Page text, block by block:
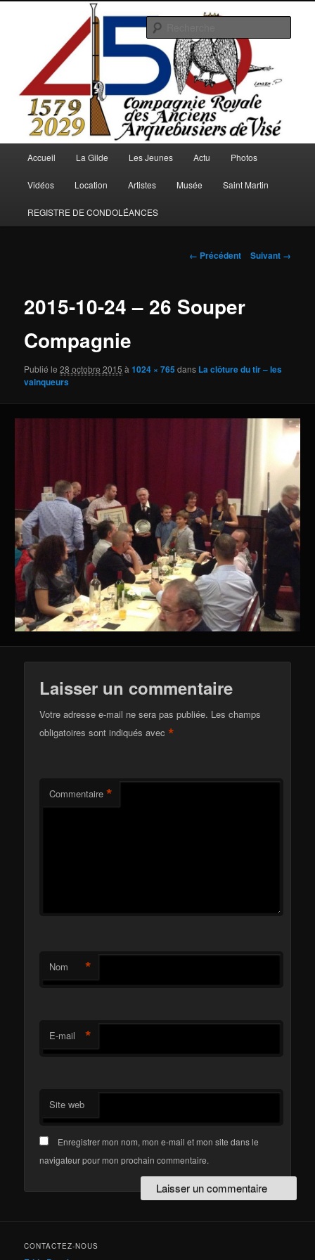
Arquebusiers.eu
Accueil La Gilde Les Jeunes Actu Photos
Vidéos Location Artistes Musée Saint Martin
REGISTRE DE CONDOLÉANCES
Navigation
← Précédent Suivant →
2015-10-24 – 26 Souper
Compagnie
Publié le28 octobre 2015 à1024 × 765 dans La clôture du tir – les
vainqueurs
Laisser un commentaire
Votre adresse e-mail ne sera pas publiée. Les champs
obligatoires sont indiqués avec*
Commentaire *
Nom *
E-mail *
Site web
Enregistrer mon nom, mon e-mail et mon site dans le
navigateur pour mon prochain commentaire.
CONTACTEZ-NOUS